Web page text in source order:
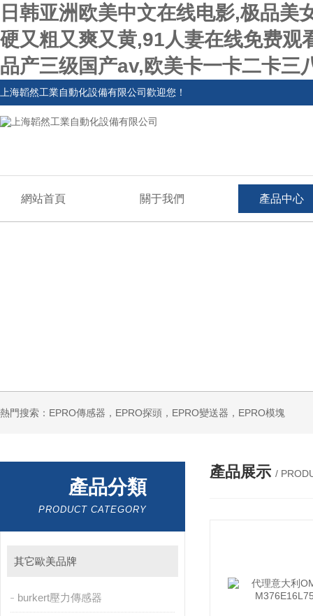
日韩亚洲欧美中文在线电影,极品
硬又粗又爽又黄,91人妻在线免费观
品产三级国产av,欧美卡一卡二卡三
上海韜然工業自動化設備有限公司歡迎您！
網站首頁 關于我們 產品中心
熱門搜索：EPRO傳感器，EPRO探頭，EPRO變送器，EPRO模塊
產品分類
PRODUCT CATEGORY
其它歐美品牌
burkert壓力傳感器
產品展示 /